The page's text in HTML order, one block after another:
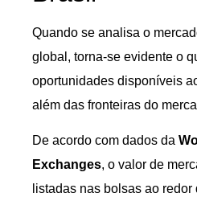
Quando se analisa o
global, torna-se evidente o
oportunidades disponíveis
além das fronteiras do
De acordo com dados da
Exchanges, o valor de
listadas nas bolsas ao